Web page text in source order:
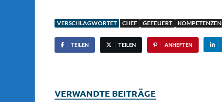
VERSCHLAGWORTET CHEF GEFEUERT KOMPETENZEN
TEILEN TEILEN ANHEFTEN
VERWANDTE BEITRÄGE